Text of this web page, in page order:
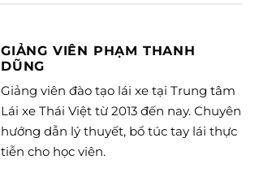
GIẢNG VIÊN PHẠM THANH
DŨNG
Giảng viên đào tạo lái xe tại Trung tâm
Lái xe Thái Việt từ 2013 đến nay. Chuyên
hướng dẫn lý thuyết, bổ túc tay lái thực
tiễn cho học viên.